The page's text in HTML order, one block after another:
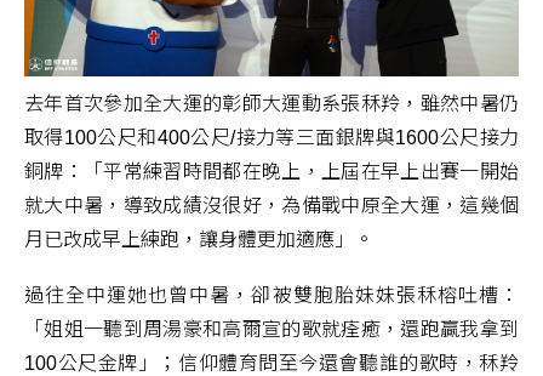
去年首次參加全大運的彰師大運動系張秝羚，雖然中暑仍
取得100公尺和400公尺/接力等三面銀牌與1600公尺接力
銅牌：「平常練習時間都在晚上，上屆在早上出賽一開始
就大中暑，導致成績沒很好，為備戰中原全大運，這幾個
月已改成早上練跑，讓身體更加適應」。
過往全中運她也曾中暑，卻被雙胞胎妹妹張秝榕吐槽：
「姐姐一聽到周湯豪和高爾宣的歌就痊癒，還跑贏我拿到
100公尺金牌」；信仰體育問至今還會聽誰的歌時，秝羚